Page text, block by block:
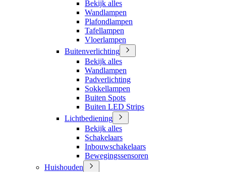
Bekijk alles
Wandlampen
Plafondlampen
Tafellampen
Vloerlampen
Buitenverlichting
Bekijk alles
Wandlampen
Padverlichting
Sokkellampen
Buiten Spots
Buiten LED Strips
Lichtbediening
Bekijk alles
Schakelaars
Inbouwschakelaars
Bewegingssensoren
Huishouden